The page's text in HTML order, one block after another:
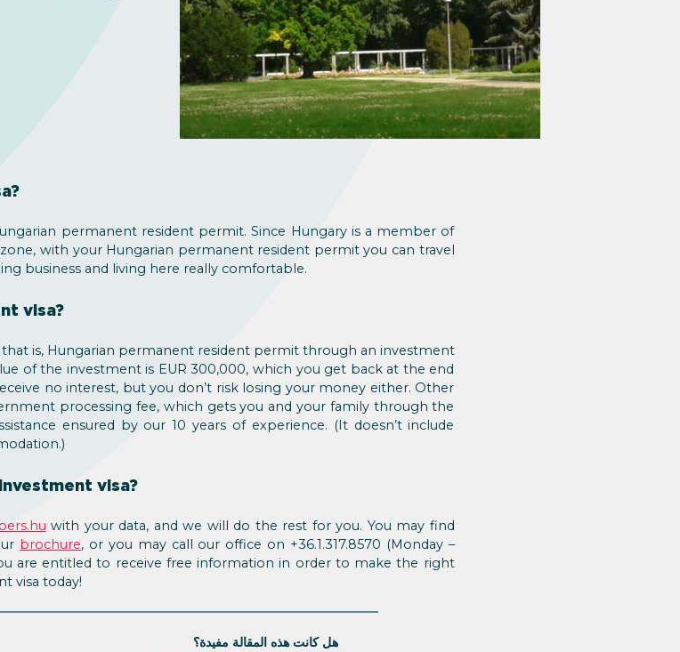
permanent resident permit. Since Hungary is a member of
with your Hungarian permanent resident permit you can travel
business and living here really comfortable.
visa?
is, Hungarian permanent resident permit through an investment
of the investment is EUR 300,000, which you get back at the end
no interest, but you don’t risk losing your money either. Other
processing fee, which gets you and your family through the
ensured by our 10 years of experience. (It doesn’t include
visa?
with your data, and we will do the rest for you. You may find
brochure, or you may call our office on +36.1.317.8570 (Monday –
are entitled to receive free information in order to make the right
visa today!
هل كانت هذه المقالة مفيدة؟